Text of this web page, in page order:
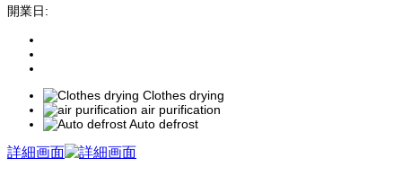
開業日:
Clothes drying
air purification
Auto defrost
詳細画面